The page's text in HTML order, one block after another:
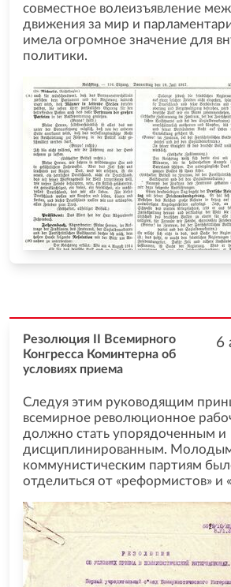
совместное волеизъявление
движения за мир и
имела огромное значение для
политики.
6
Резолюция II Всемирного
Конгресса Коминтерна об
условиях приема
Следуя этим руководящим
всемирное революционное
должно стать упорядоченным и
дисциплинированным.
коммунистическим партиям
отделиться от «реформистов» и